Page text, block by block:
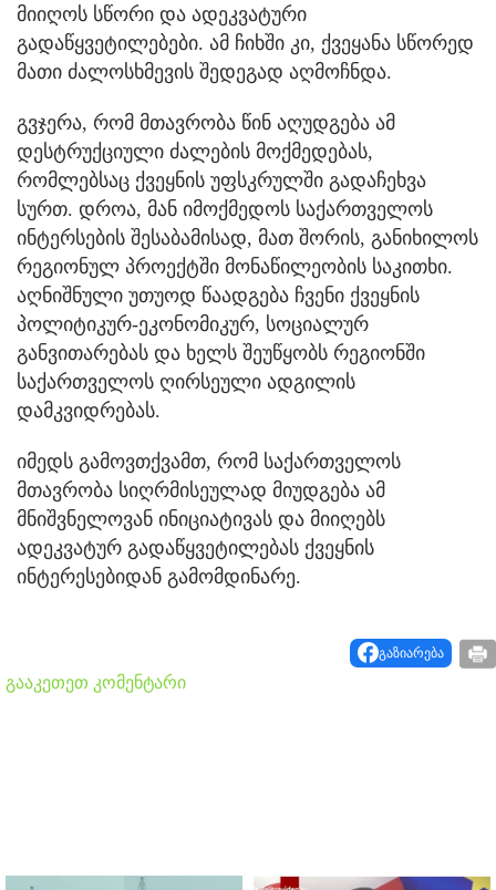
მიიღოს სწორი და ადეკვატური
გადაწყვეტილებები. ამ ჩიხში კი, ქვეყანა სწორედ
მათი ძალოსხმევის შედეგად აღმოჩნდა.
გვჯერა, რომ მთავრობა წინ აღუდგება ამ
დესტრუქციული ძალების მოქმედებას,
რომლებსაც ქვეყნის უფსკრულში გადაჩეხვა
სურთ. დროა, მან იმოქმედოს საქართველოს
ინტერსების შესაბამისად, მათ შორის, განიხილოს
რეგიონულ პროექტში მონაწილეობის საკითხი.
აღნიშნული უთუოდ წაადგება ჩვენი ქვეყნის
პოლიტიკურ-ეკონომიკურ, სოციალურ
განვითარებას და ხელს შეუწყობს რეგიონში
საქართველოს ღირსეული ადგილის
დამკვიდრებას.
იმედს გამოვთქვამთ, რომ საქართველოს
მთავრობა სიღრმისეულად მიუდგება ამ
მნიშვნელოვან ინიციატივას და მიიღებს
ადეკვატურ გადაწყვეტილებას ქვეყნის
ინტერესებიდან გამომდინარე.
გაზიარება
გააკეთეთ კომენტარი